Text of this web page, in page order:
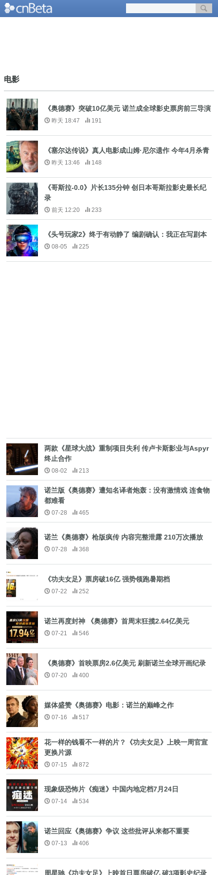
电影
《奥德赛》突破10亿美元 诺兰成全球影史票房前三导演
昨天 18:47 191
《塞尔达传说》真人电影成山姆·尼尔遗作 今年4月杀青
昨天 13:46 148
《哥斯拉-0.0》片长135分钟 创日本哥斯拉影史最长纪
录
前天 12:20 233
《头号玩家2》终于有动静了 编剧确认：我正在写剧本
08-05 225
两款《星球大战》重制项目失利 传卢卡斯影业与Aspyr
终止合作
08-02 213
诺兰版《奥德赛》遭知名译者炮轰：没有激情戏 连食物
都难看
07-28 465
诺兰《奥德赛》枪版疯传 内容完整泄露 210万次播放
07-28 368
《功夫女足》票房破16亿 强势领跑暑期档
07-22 252
诺兰再度封神 《奥德赛》首周末狂揽2.64亿美元
07-21 546
《奥德赛》首映票房2.6亿美元 刷新诺兰全球开画纪录
07-20 400
媒体盛赞《奥德赛》电影：诺兰的巅峰之作
07-16 517
花一样的钱看不一样的片？《功夫女足》上映一周官宣
更换片源
07-15 872
现象级恐怖片《痴迷》中国内地定档7月24日
07-14 534
诺兰回应《奥德赛》争议 这些批评从来都不重要
07-13 406
周星驰《功夫女足》上映首日票房破亿 破3项影史纪录